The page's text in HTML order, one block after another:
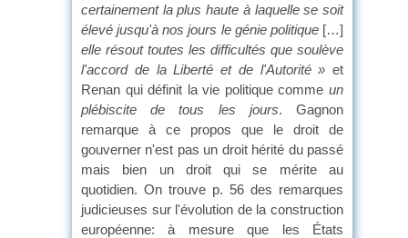
certainement la plus haute à laquelle se soit
élevé jusqu'à nos jours le génie politique[…]
elle résout toutes les difficultés que soulève
l'accord de la Liberté et de l'Autorité » et
Renan qui définit la vie politique comme un
plébiscite de tous les jours. Gagnon
remarque à ce propos que le droit de
gouverner n'est pas un droit hérité du passé
mais bien un droit qui se mérite au
quotidien. On trouve p. 56 des remarques
judicieuses sur l'évolution de la construction
européenne: à mesure que les États